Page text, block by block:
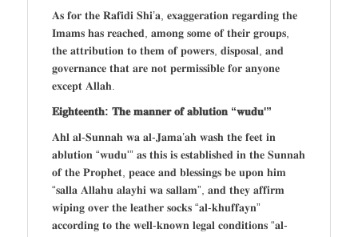
𝐀𝐬 𝐟𝐨𝐫 𝐭𝐡𝐞 𝐑𝐚𝐟𝐢𝐝𝐢 𝐒𝐡𝐢’𝐚, 𝐞𝐱𝐚𝐠𝐠𝐞𝐫𝐚𝐭𝐢𝐨𝐧 𝐫𝐞𝐠𝐚𝐫𝐝𝐢𝐧𝐠 𝐭𝐡𝐞
𝐈𝐦𝐚𝐦𝐬 𝐡𝐚𝐬 𝐫𝐞𝐚𝐜𝐡𝐞𝐝, 𝐚𝐦𝐨𝐧𝐠 𝐬𝐨𝐦𝐞 𝐨𝐟 𝐭𝐡𝐞𝐢𝐫 𝐠𝐫𝐨𝐮𝐩𝐬,
𝐭𝐡𝐞 𝐚𝐭𝐭𝐫𝐢𝐛𝐮𝐭𝐢𝐨𝐧 𝐭𝐨 𝐭𝐡𝐞𝐦 𝐨𝐟 𝐩𝐨𝐰𝐞𝐫𝐬, 𝐝𝐢𝐬𝐩𝐨𝐬𝐚𝐥, 𝐚𝐧𝐝
𝐠𝐨𝐯𝐞𝐫𝐧𝐚𝐧𝐜𝐞 𝐭𝐡𝐚𝐭 𝐚𝐫𝐞 𝐧𝐨𝐭 𝐩𝐞𝐫𝐦𝐢𝐬𝐬𝐢𝐛𝐥𝐞 𝐟𝐨𝐫 𝐚𝐧𝐲𝐨𝐧𝐞
𝐞𝐱𝐜𝐞𝐩𝐭 𝐀𝐥𝐥𝐚𝐡.
𝐄𝐢𝐠𝐡𝐭𝐞𝐞𝐧𝐭𝐡: 𝐓𝐡𝐞 𝐦𝐚𝐧𝐧𝐞𝐫 𝐨𝐟 𝐚𝐛𝐥𝐮𝐭𝐢𝐨𝐧 “𝐰𝐮𝐝𝐮'”
𝐀𝐡𝐥 𝐚𝐥-𝐒𝐮𝐧𝐧𝐚𝐡 𝐰𝐚 𝐚𝐥-𝐉𝐚𝐦𝐚’𝐚𝐡 𝐰𝐚𝐬𝐡 𝐭𝐡𝐞 𝐟𝐞𝐞𝐭 𝐢𝐧
𝐚𝐛𝐥𝐮𝐭𝐢𝐨𝐧 “𝐰𝐮𝐝𝐮'” 𝐚𝐬 𝐭𝐡𝐢𝐬 𝐢𝐬 𝐞𝐬𝐭𝐚𝐛𝐥𝐢𝐬𝐡𝐞𝐝 𝐢𝐧 𝐭𝐡𝐞 𝐒𝐮𝐧𝐧𝐚𝐡
𝐨𝐟 𝐭𝐡𝐞 𝐏𝐫𝐨𝐩𝐡𝐞𝐭, 𝐩𝐞𝐚𝐜𝐞 𝐚𝐧𝐝 𝐛𝐥𝐞𝐬𝐬𝐢𝐧𝐠𝐬 𝐛𝐞 𝐮𝐩𝐨𝐧 𝐡𝐢𝐦
“𝐬𝐚𝐥𝐥𝐚 𝐀𝐥𝐥𝐚𝐡𝐮 𝐚𝐥𝐚𝐲𝐡𝐢 𝐰𝐚 𝐬𝐚𝐥𝐥𝐚𝐦”, 𝐚𝐧𝐝 𝐭𝐡𝐞𝐲 𝐚𝐟𝐟𝐢𝐫𝐦
𝐰𝐢𝐩𝐢𝐧𝐠 𝐨𝐯𝐞𝐫 𝐭𝐡𝐞 𝐥𝐞𝐚𝐭𝐡𝐞𝐫 𝐬𝐨𝐜𝐤𝐬 “𝐚𝐥-𝐤𝐡𝐮𝐟𝐟𝐚𝐲𝐧”
𝐚𝐜𝐜𝐨𝐫𝐝𝐢𝐧𝐠 𝐭𝐨 𝐭𝐡𝐞 𝐰𝐞𝐥𝐥-𝐤𝐧𝐨𝐰𝐧 𝐥𝐞𝐠𝐚𝐥 𝐜𝐨𝐧𝐝𝐢𝐭𝐢𝐨𝐧𝐬 “𝐚𝐥-